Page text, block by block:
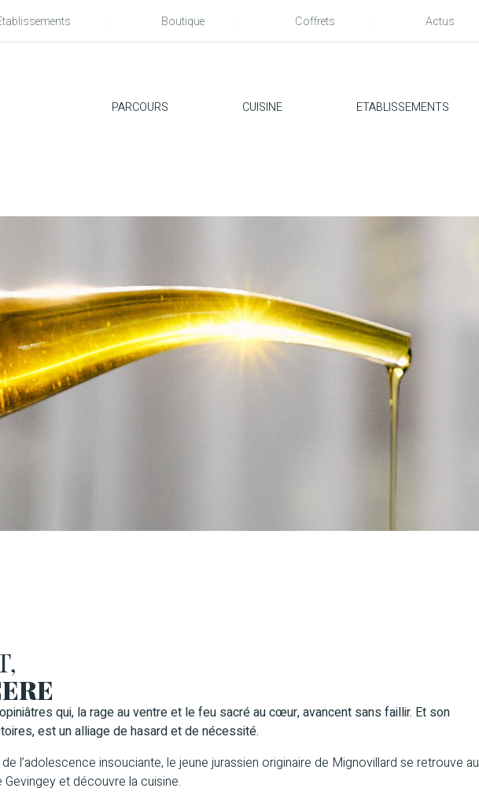
Boutique Coffrets Actus
PARCOURS CUISINE ETABLISSEMENTS
qui, la rage au ventre et le feu sacré au cœur, avancent sans faillir. Et son
est un alliage de hasard et de nécessité.
de l’adolescence insouciante, le jeune jurassien originaire de Mignovillard se retrouve au
et découvre la cuisine.